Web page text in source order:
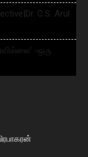
C.S. Arul
-ஒரு